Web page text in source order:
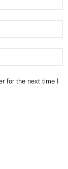
for the next time I